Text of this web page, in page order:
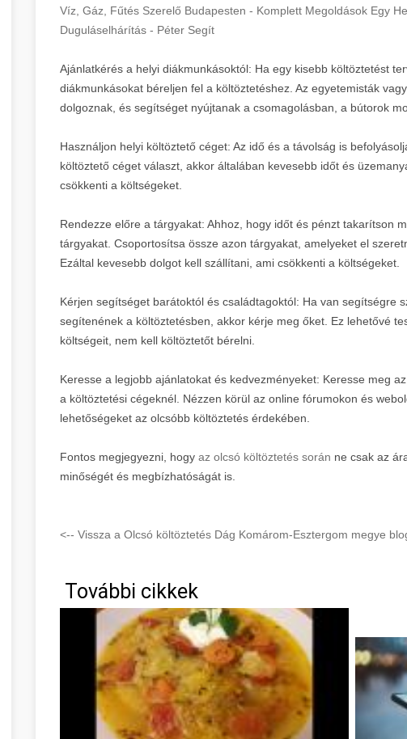
Víz, Gáz, Fűtés Szerelő Budapesten - Komplett Megoldások Egy
Duguláselhárítás - Péter Segít
Ajánlatkérés a helyi diákmunkásoktól: Ha egy kisebb költöztetést
diákmunkásokat béreljen fel a költöztetéshez. Az egyetemisták
dolgoznak, és segítséget nyújtanak a csomagolásban, a bútorok
Használjon helyi költöztető céget: Az idő és a távolság is
költöztető céget választ, akkor általában kevesebb időt és
csökkenti a költségeket.
Rendezze előre a tárgyakat: Ahhoz, hogy időt és pénzt takarítson
tárgyakat. Csoportosítsa össze azon tárgyakat, amelyeket el
Ezáltal kevesebb dolgot kell szállítani, ami csökkenti a költségeket.
Kérjen segítséget barátoktól és családtagoktól: Ha van segítségre
segítenének a költöztetésben, akkor kérje meg őket. Ez lehetővé
költségeit, nem kell költöztetőt bérelni.
Keresse a legjobb ajánlatokat és kedvezményeket: Keresse meg
a költöztetési cégeknél. Nézzen körül az online fórumokon és
lehetőségeket az olcsóbb költöztetés érdekében.
Fontos megjegyezni, hogy az olcsó költöztetés során ne csak az
minőségét és megbízhatóságát is.
<-- Vissza a Olcsó költöztetés Dág Komárom-Esztergom megye
További cikkek